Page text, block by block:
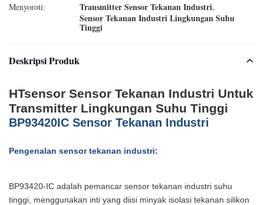
Menyoroti:
Transmitter Sensor Tekanan Industri,
Sensor Tekanan Industri Lingkungan Suhu
Tinggi
Deskripsi Produk
HTsensor Sensor Tekanan Industri Untuk
Transmitter Lingkungan Suhu Tinggi
BP93420IC Sensor Tekanan Industri
Pengenalan sensor tekanan industri:
BP93420-IC adalah pemancar sensor tekanan industri suhu
tinggi, menggunakan inti yang diisi minyak isolasi tekanan silikon